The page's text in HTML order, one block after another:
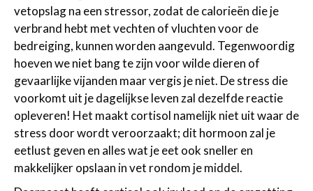
vetopslag na een stressor, zodat de calorieën die je
verbrand hebt met vechten of vluchten voor de
bedreiging, kunnen worden aangevuld. Tegenwoordig
hoeven we niet bang te zijn voor wilde dieren of
gevaarlijke vijanden maar vergis je niet. De stress die
voorkomt uit je dagelijkse leven zal dezelfde reactie
opleveren! Het maakt cortisol namelijk niet uit waar de
stress door wordt veroorzaakt; dit hormoon zal je
eetlust geven en alles wat je eet ook sneller en
makkelijker opslaan in vet rondom je middel.